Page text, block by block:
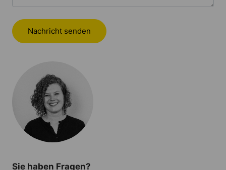
Nachricht senden
Sie haben Fragen?